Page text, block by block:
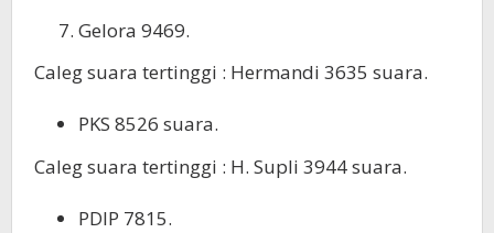
Gelora 9469.
Caleg suara tertinggi : Hermandi 3635 suara.
PKS 8526 suara.
Caleg suara tertinggi : H. Supli 3944 suara.
PDIP 7815.